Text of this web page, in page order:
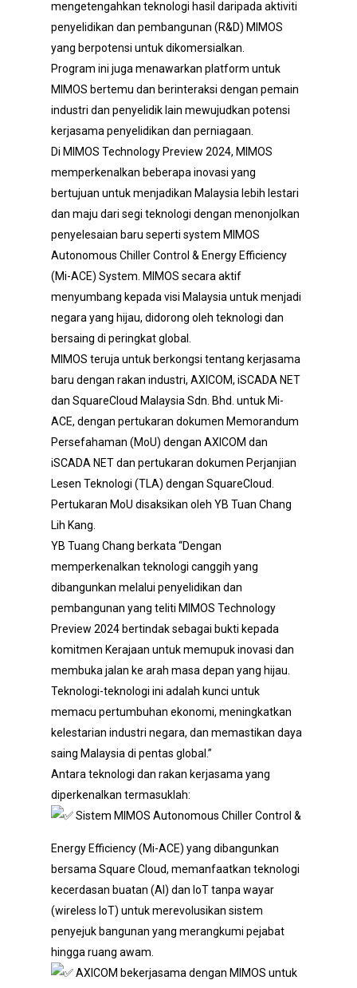
mengetengahkan teknologi hasil daripada aktiviti
penyelidikan dan pembangunan (R&D) MIMOS
yang berpotensi untuk dikomersialkan.
Program ini juga menawarkan platform untuk
MIMOS bertemu dan berinteraksi dengan pemain
industri dan penyelidik lain mewujudkan potensi
kerjasama penyelidikan dan perniagaan.
Di MIMOS Technology Preview 2024, MIMOS
memperkenalkan beberapa inovasi yang
bertujuan untuk menjadikan Malaysia lebih lestari
dan maju dari segi teknologi dengan menonjolkan
penyelesaian baru seperti system MIMOS
Autonomous Chiller Control & Energy Efficiency
(Mi-ACE) System. MIMOS secara aktif
menyumbang kepada visi Malaysia untuk menjadi
negara yang hijau, didorong oleh teknologi dan
bersaing di peringkat global.
MIMOS teruja untuk berkongsi tentang kerjasama
baru dengan rakan industri, AXICOM, iSCADA NET
dan SquareCloud Malaysia Sdn. Bhd. untuk Mi-
ACE, dengan pertukaran dokumen Memorandum
Persefahaman (MoU) dengan AXICOM dan
iSCADA NET dan pertukaran dokumen Perjanjian
Lesen Teknologi (TLA) dengan SquareCloud.
Pertukaran MoU disaksikan oleh YB Tuan Chang
Lih Kang.
YB Tuang Chang berkata “Dengan
memperkenalkan teknologi canggih yang
dibangunkan melalui penyelidikan dan
pembangunan yang teliti MIMOS Technology
Preview 2024 bertindak sebagai bukti kepada
komitmen Kerajaan untuk memupuk inovasi dan
membuka jalan ke arah masa depan yang hijau.
Teknologi-teknologi ini adalah kunci untuk
memacu pertumbuhan ekonomi, meningkatkan
kelestarian industri negara, dan memastikan daya
saing Malaysia di pentas global.”
Antara teknologi dan rakan kerjasama yang
diperkenalkan termasuklah:
Sistem MIMOS Autonomous Chiller Control &
Energy Efficiency (Mi-ACE) yang dibangunkan
bersama Square Cloud, memanfaatkan teknologi
kecerdasan buatan (AI) dan IoT tanpa wayar
(wireless IoT) untuk merevolusikan sistem
penyejuk bangunan yang merangkumi pejabat
hingga ruang awam.
AXICOM bekerjasama dengan MIMOS untuk